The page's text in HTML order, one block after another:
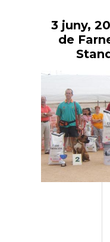
3 juny,
de